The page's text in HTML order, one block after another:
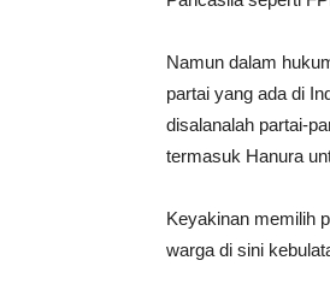
Namun dalam
partai yang ada di
disalanalah partai-
termasuk Hanura
Keyakinan memilih
warga di sini